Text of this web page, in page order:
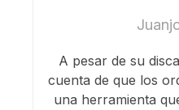
A pesar de su
cuenta de que los
una herramienta